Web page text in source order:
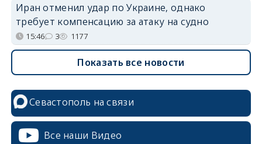
Иран отменил удар по Украине, однако
требует компенсацию за атаку на судно
15:46 3 1177
Показать все новости
Севастополь на связи
Все наши Видео